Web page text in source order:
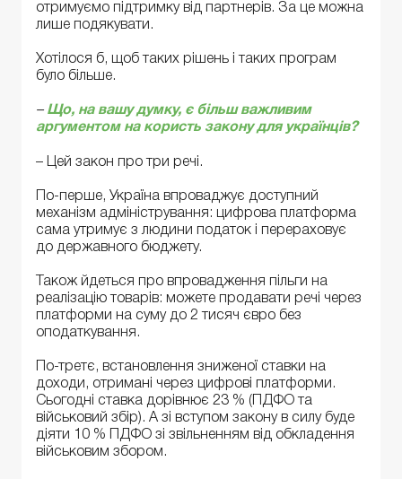
отримуємо підтримку від партнерів. За це можна
лише подякувати.
Хотілося б, щоб таких рішень і таких програм
було більше.
– Що, на вашу думку, є більш важливим
аргументом на користь закону для українців?
– Цей закон про три речі.
По-перше, Україна впроваджує доступний
механізм адміністрування: цифрова платформа
сама утримує з людини податок і перераховує
до державного бюджету.
Також йдеться про впровадження пільги на
реалізацію товарів: можете продавати речі через
платформи на суму до 2 тисяч євро без
оподаткування.
По-третє, встановлення зниженої ставки на
доходи, отримані через цифрові платформи.
Сьогодні ставка дорівнює 23 % (ПДФО та
військовий збір). А зі вступом закону в силу буде
діяти 10 % ПДФО зі звільненням від обкладення
військовим збором.